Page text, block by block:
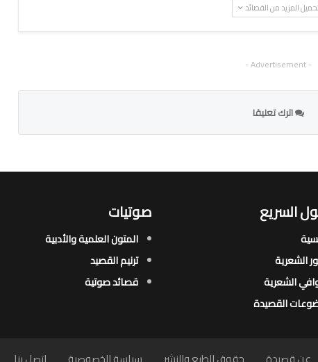
المزيد من القصائد
- Advertisement -
اترك تعليقا
السريع
الشعرية​
الشعرية​
القصيدة​
صوتيات
المتون العلمية والأدبية
ترنيم القصيد
قصائد صوتية